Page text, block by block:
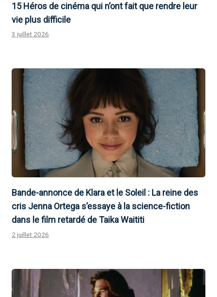
15 Héros de cinéma qui n’ont fait que rendre leur
vie plus difficile
3 juillet 2026
Bande-annonce de Klara et le Soleil : La reine des
cris Jenna Ortega s’essaye à la science-fiction
dans le film retardé de Taika Waititi
2 juillet 2026